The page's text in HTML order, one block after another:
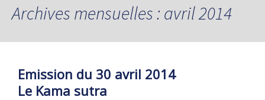
Archives mensuelles : avril 2014
Emission du 30 avril 2014
Le Kama sutra